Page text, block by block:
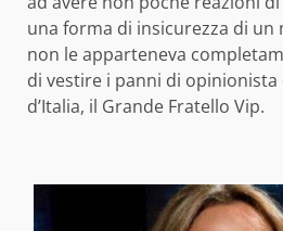
una forma di insicurezza di un
non le apparteneva
di vestire i panni di
d’Italia, il Grande Fratello Vip.